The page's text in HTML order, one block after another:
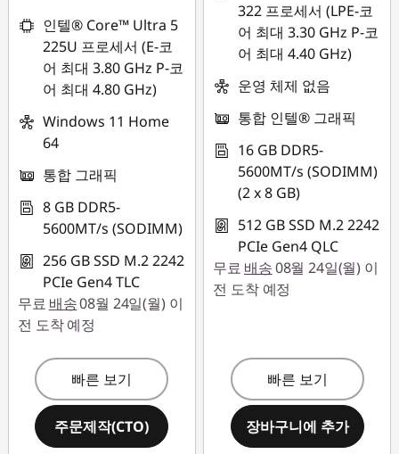
인텔® Core™ Ultra 5
225U 프로세서 (E-코
어 최대 3.80 GHz P-코
어 최대 4.80 GHz)
Windows 11 Home
64
통합 그래픽
8 GB DDR5-
5600MT/s (SODIMM)
256 GB SSD M.2 2242
PCIe Gen4 TLC
무료 배송08월 24일(월) 이
전 도착 예정
빠른 보기
주문제작(CTO)
322 프로세서 (LPE-코
어 최대 3.30 GHz P-코
어 최대 4.40 GHz)
운영 체제 없음
통합 인텔® 그래픽
16 GB DDR5-
5600MT/s (SODIMM)
(2 x 8 GB)
512 GB SSD M.2 2242
PCIe Gen4 QLC
무료 배송08월 24일(월) 이
전 도착 예정
빠른 보기
장바구니에 추가